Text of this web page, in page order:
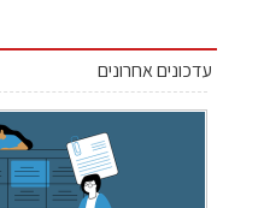
עדכונים אחרונים